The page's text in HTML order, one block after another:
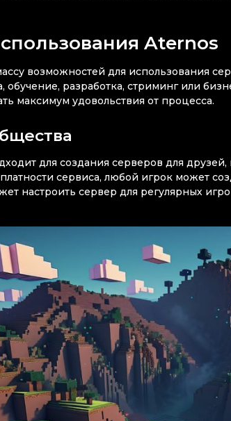
Aternos
возможностей для использования
обучение, разработка, стриминг или
максимум удовольствия от процесса.
для создания серверов для
сервиса, любой игрок может
настроить сервер для регулярных